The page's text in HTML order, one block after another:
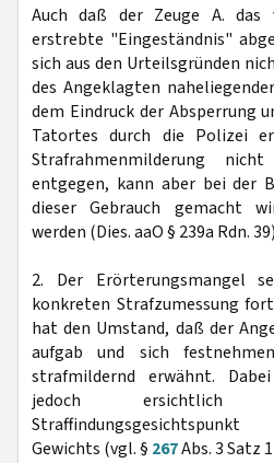
Auch daß der Zeuge A. das
erstrebte "Eingeständnis"
sich aus den Urteilsgründen
des Angeklagten
dem Eindruck der Absperrung
Tatortes durch die Polizei
Strafrahmenmilderung
entgegen, kann aber bei der
dieser Gebrauch gemacht
werden (Dies. aaO § 239a Rdn.
2. Der Erörterungsmangel
konkreten Strafzumessung
hat den Umstand, daß der
aufgab und sich
strafmildernd erwähnt.
jedoch
Gewichts (vgl. § 267Abs. 3 Satz